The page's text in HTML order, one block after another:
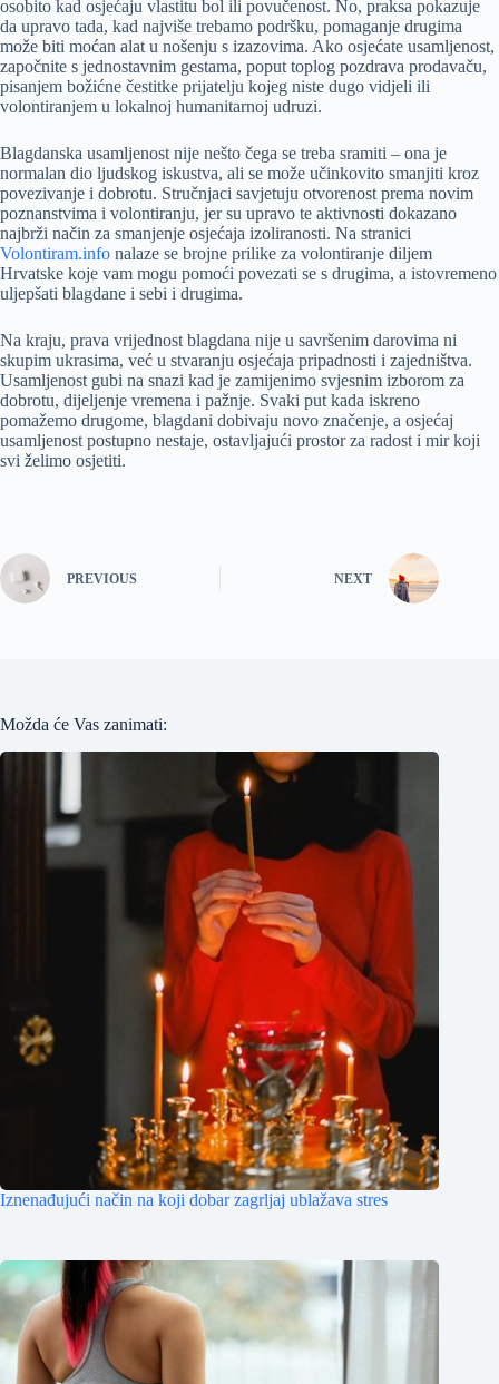
osobito kad osjećaju vlastitu bol ili povučenost. No, praksa pokazuje
da upravo tada, kad najviše trebamo podršku, pomaganje drugima
može biti moćan alat u nošenju s izazovima. Ako osjećate usamljenost,
započnite s jednostavnim gestama, poput toplog pozdrava prodavaču,
pisanjem božićne čestitke prijatelju kojeg niste dugo vidjeli ili
volontiranjem u lokalnoj humanitarnoj udruzi.
Blagdanska usamljenost nije nešto čega se treba sramiti – ona je
normalan dio ljudskog iskustva, ali se može učinkovito smanjiti kroz
povezivanje i dobrotu. Stručnjaci savjetuju otvorenost prema novim
poznanstvima i volontiranju, jer su upravo te aktivnosti dokazano
najbrži način za smanjenje osjećaja izoliranosti. Na stranici
Volontiram.info nalaze se brojne prilike za volontiranje diljem
Hrvatske koje vam mogu pomoći povezati se s drugima, a istovremeno
uljepšati blagdane i sebi i drugima.
Na kraju, prava vrijednost blagdana nije u savršenim darovima ni
skupim ukrasima, već u stvaranju osjećaja pripadnosti i zajedništva.
Usamljenost gubi na snazi kad je zamijenimo svjesnim izborom za
dobrotu, dijeljenje vremena i pažnje. Svaki put kada iskreno
pomažemo drugome, blagdani dobivaju novo značenje, a osjećaj
usamljenost postupno nestaje, ostavljajući prostor za radost i mir koji
svi želimo osjetiti.
PREVIOUS NEXT
Možda će Vas zanimati:
Iznenađujući način na koji dobar zagrljaj ublažava stres